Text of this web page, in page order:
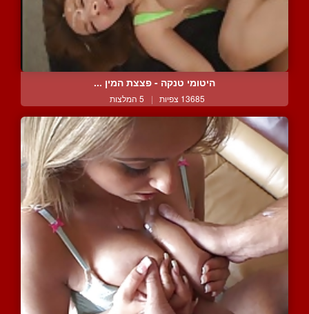
היטומי טנקה - פצצת המין ...
13685 צפיות | 5 המלצות